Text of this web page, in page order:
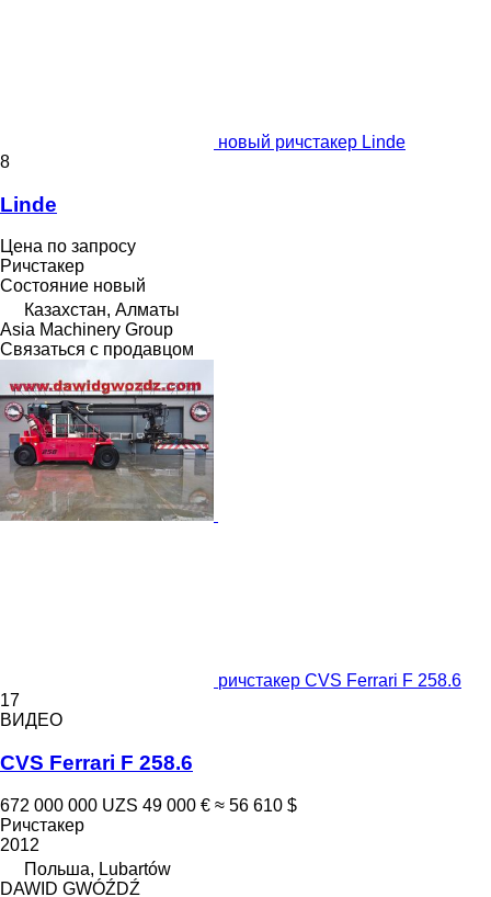
новый ричстакер Linde
8
Linde
Цена по запросу
Ричстакер
Состояние новый
Казахстан, Алматы
Asia Machinery Group
Связаться с продавцом
ричстакер CVS Ferrari F 258.6
17
ВИДЕО
CVS Ferrari F 258.6
672 000 000 UZS 49 000 € ≈ 56 610 $
Ричстакер
2012
Польша, Lubartów
DAWID GWÓŹDŹ